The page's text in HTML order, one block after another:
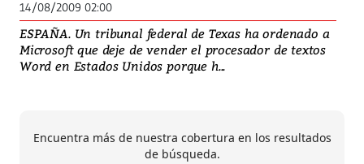
14/08/2009 02:00
ESPAÑA. Un tribunal federal de Texas ha ordenado a
Microsoft que deje de vender el procesador de textos
Word en Estados Unidos porque h...
Encuentra más de nuestra cobertura en los resultados
de búsqueda.